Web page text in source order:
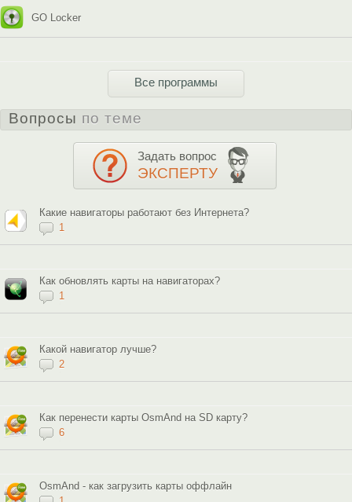
GO Locker
Все программы
Вопросы по теме
Задать вопрос
ЭКСПЕРТУ
Какие навигаторы работают без Интернета?
1
Как обновлять карты на навигаторах?
1
Какой навигатор лучше?
2
Как перенести карты OsmAnd на SD карту?
6
OsmAnd - как загрузить карты оффлайн